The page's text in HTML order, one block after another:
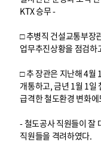
KTX 승무 -
□ 추병직 건설교통부장
업무추진상황을 점검하
□ 추 장관은 지난해 4월
개통하고, 금년 1월 1일
급격한 철도환경 변화
- 철도공사 직원들이 잘
직원들을 격려하였다.